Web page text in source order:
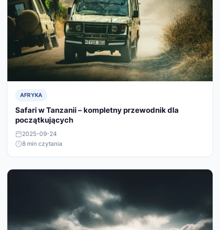
AFRYKA
Safari w Tanzanii – kompletny przewodnik dla
początkujących
2025-09-24
8 min czytania